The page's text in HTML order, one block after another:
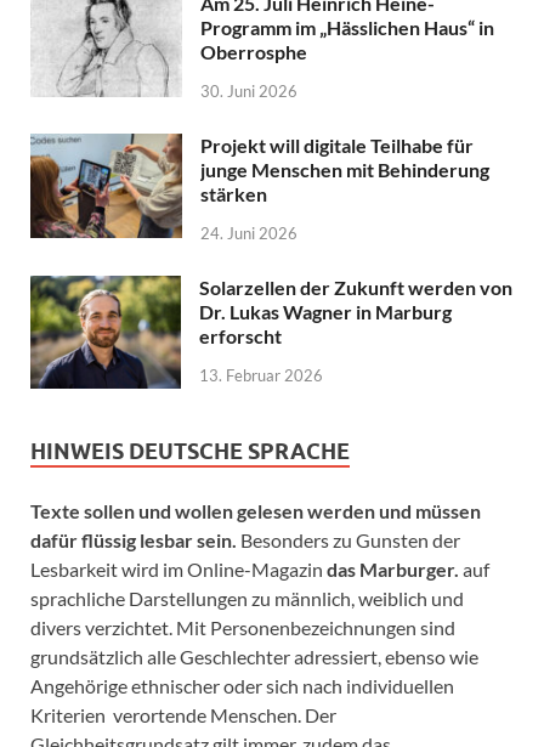
Programm im „Hässlichen Haus“ in
Oberrosphe
30. Juni 2026
Projekt will digitale Teilhabe für
junge Menschen mit Behinderung
stärken
24. Juni 2026
Solarzellen der Zukunft werden von
Dr. Lukas Wagner in Marburg
erforscht
13. Februar 2026
HINWEIS DEUTSCHE SPRACHE
Texte sollen und wollen gelesen werden und müssen
dafür flüssig lesbar sein. Besonders zu Gunsten der
Lesbarkeit wird im Online-Magazin das Marburger. auf
sprachliche Darstellungen zu männlich, weiblich und
divers verzichtet. Mit Personenbezeichnungen sind
grundsätzlich alle Geschlechter adressiert, ebenso wie
Angehörige ethnischer oder sich nach individuellen
Kriterien verortende Menschen. Der